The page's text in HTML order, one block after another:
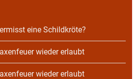
eine Schildkröte?
wieder erlaubt
wieder erlaubt